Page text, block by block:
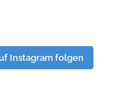
Instagram folgen